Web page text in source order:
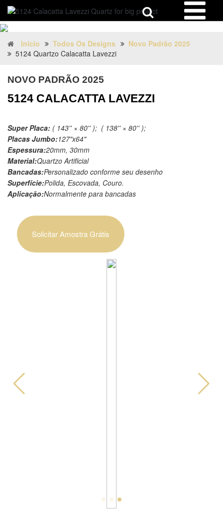
Início Todos Os Designs
Novo Padrão 2025
5124 Quartzo Calacatta Lavezzi
NOVO PADRÃO 2025
5124 CALACATTA LAVEZZI
Super Placa: ( 143'' × 80'' ); ( 138'' × 80'' );
Placas Jumbo:127"x64"
Espessura:20mm, 30mm
Material:Quartzo Artificial
Bancadas:Personalizado conforme seu desenho
Superfície:Polida, Escovada, Couro.
Aplicação:Normalmente para bancadas
Solicitar Amostra Grátis